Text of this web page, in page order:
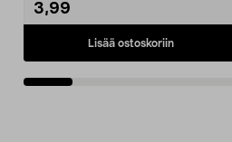
3,99
Lisää ostoskoriin